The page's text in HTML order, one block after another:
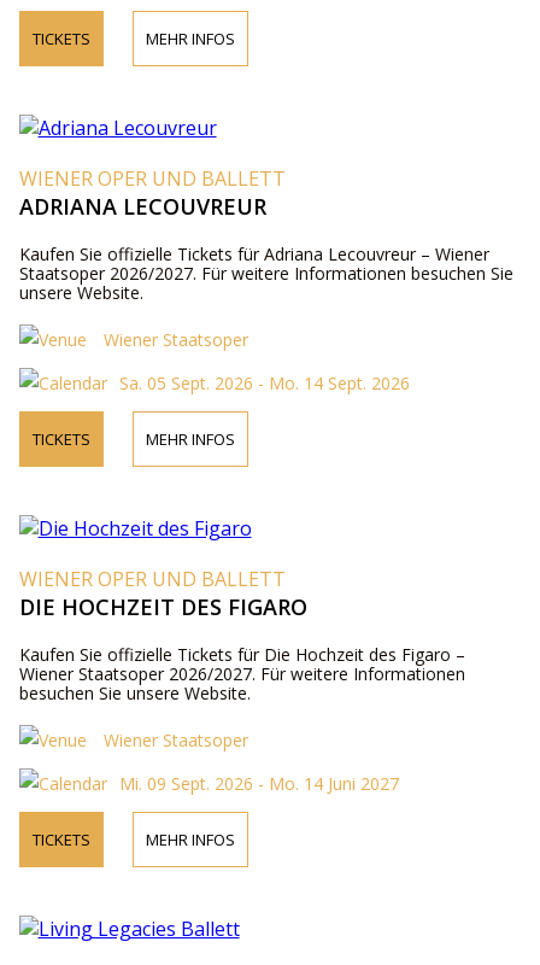
TICKETS MEHR INFOS
WIENER OPER UND BALLETT
ADRIANA LECOUVREUR
Kaufen Sie offizielle Tickets für Adriana Lecouvreur – Wiener
Staatsoper 2026/2027. Für weitere Informationen besuchen Sie
unsere Website.
Wiener Staatsoper
Sa. 05 Sept. 2026 - Mo. 14 Sept. 2026
TICKETS MEHR INFOS
WIENER OPER UND BALLETT
DIE HOCHZEIT DES FIGARO
Kaufen Sie offizielle Tickets für Die Hochzeit des Figaro –
Wiener Staatsoper 2026/2027. Für weitere Informationen
besuchen Sie unsere Website.
Wiener Staatsoper
Mi. 09 Sept. 2026 - Mo. 14 Juni 2027
TICKETS MEHR INFOS